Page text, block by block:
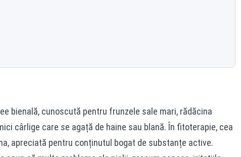
bienală, cunoscută pentru frunzele sale mari, rădăcina
cârlige care se agață de haine sau blană. În fitoterapie, cea
apreciată pentru conținutul bogat de substanțe active.